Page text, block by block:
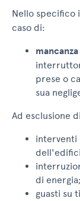
Nello specifico
caso di:
prese o
sua
Ad esclusione
interventi
di energia;
guasti su